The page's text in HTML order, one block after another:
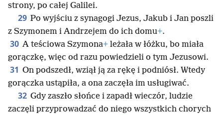
strony, po całej Galilei.
29 Po wyjściu z synagogi Jezus, Jakub i Jan poszli
z Szymonem i Andrzejem do ich domu+.
30 A teściowa Szymona+ leżała w łóżku, bo miała
gorączkę, więc od razu powiedzieli o tym Jezusowi.
31 On podszedł, wziął ją za rękę i podniósł. Wtedy
gorączka ustąpiła, a ona zaczęła im usługiwać.
32 Gdy zaszło słońce i zapadł wieczór, ludzie
zaczęli przyprowadzać do niego wszystkich chorych